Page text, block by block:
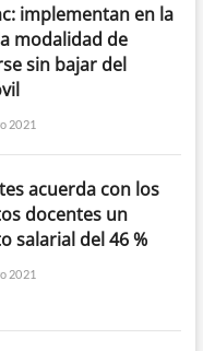
implementan en la
modalidad de
sin bajar del
2021
acuerda con los
docentes un
salarial del 46 %
2021